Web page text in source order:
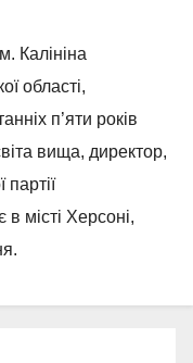
Калініна
області,
п’яти років
вища, директор,
місті Херсоні,